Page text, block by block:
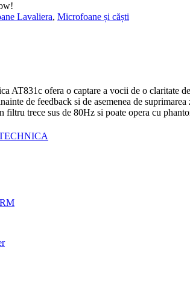
Lavaliera, Microfoane și căști
AT831c ofera o captare a vocii de o claritate
de feedback si de asemenea de
trece sus de 80Hz si poate opera cu